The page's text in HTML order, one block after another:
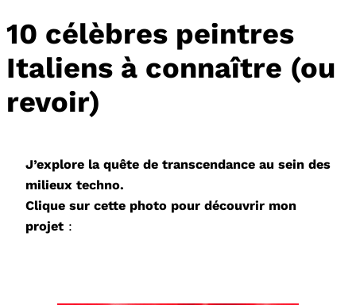
10 célèbres peintres
Italiens à connaître (ou
revoir)
J’explore la quête de transcendance au sein des
milieux techno.
Clique sur cette photo pour découvrir mon
projet :